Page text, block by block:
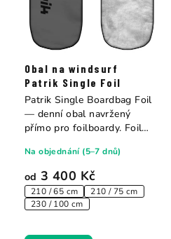
Obal na windsurf
Patrik Single Foil
od 3 400 Kč
210 / 65 cm
210 / 75 cm
230 / 100 cm
Na objednání (5–7 dnů)
Patrik Single Boardbag Foil
— denní obal navržený
přímo pro foilboardy. Foil